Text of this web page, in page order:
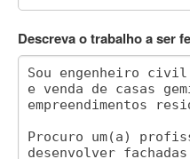
Descreva o trabalho a ser